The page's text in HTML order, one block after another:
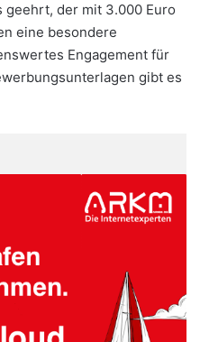
geehrt, der mit 3.000 Euro
eine besondere
Engagement für
gibt es